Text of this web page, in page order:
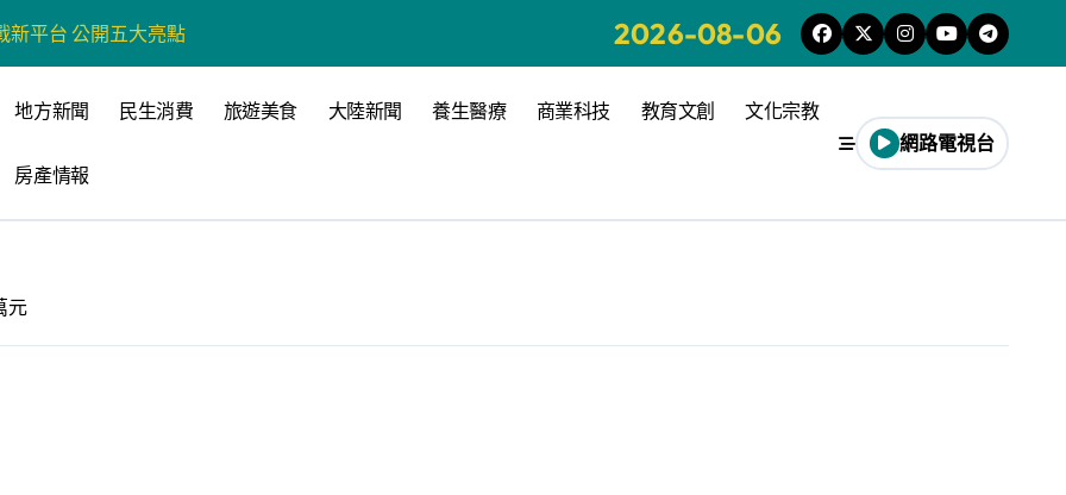
新平台 公開五大亮點
恩：國民黨版才是「國防+產業」務實版
造城鄉共好高雄
偏愛的巴適小城
感謝世豐螺絲捐助獎學金
感調查報告」 若遇壓力僅12%青少年會向家人傾訴
2026-08-06
地方新聞 民生消費 旅遊美食 大陸新聞 養生醫療 商業科技 教育文創 文化宗教
房產情報
網路電視台
元